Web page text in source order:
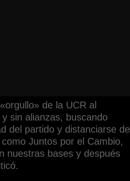
de la UCR al
sin alianzas, buscando
del partido y distanciarse de
Juntos por el Cambio,
nuestras bases y después